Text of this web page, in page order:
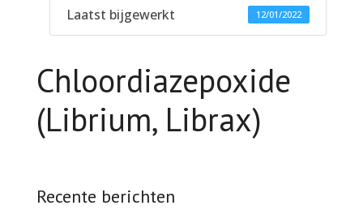
Laatst bijgewerkt 12/01/2022
Chloordiazepoxide
(Librium, Librax)
Recente berichten